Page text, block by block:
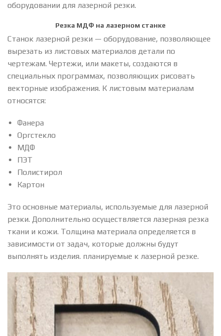
оборудовании для лазерной резки.
Резка МДФ на лазерном станке
Станок лазерной резки — оборудование, позволяющее
вырезать из листовых материалов детали по
чертежам. Чертежи, или макеты, создаются в
специальных программах, позволяющих рисовать
векторные изображения. К листовым материалам
относятся:
Фанера
Оргстекло
МДФ
ПЭТ
Полистирол
Картон
Это основные материалы, используемые для лазерной
резки. Дополнительно осуществляется лазерная резка
ткани и кожи. Толщина материала определяется в
зависимости от задач, которые должны будут
выполнять изделия. планируемые к лазерной резке.